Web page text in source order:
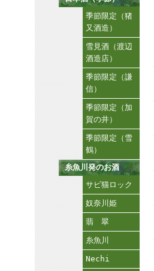
季節限定（猪
又酒造）
雪見酒（渡辺
酒造店）
季節限定（謙
信）
季節限定（加
賀の井）
季節限定（雪
鶴）
糸魚川発のお酒
サビ猫ロック
奴奈川姫
翡 翠
糸魚川
Nechi